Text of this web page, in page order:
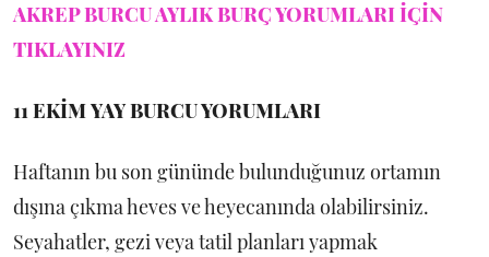
AKREP BURCU AYLIK BURÇ YORUMLARI İÇİN
TIKLAYINIZ
11 EKİMYAY BURCU YORUMLARI
Haftanın bu son gününde bulunduğunuz ortamın
dışına çıkma heves ve heyecanında olabilirsiniz.
Seyahatler, gezi veya tatil planları yapmak